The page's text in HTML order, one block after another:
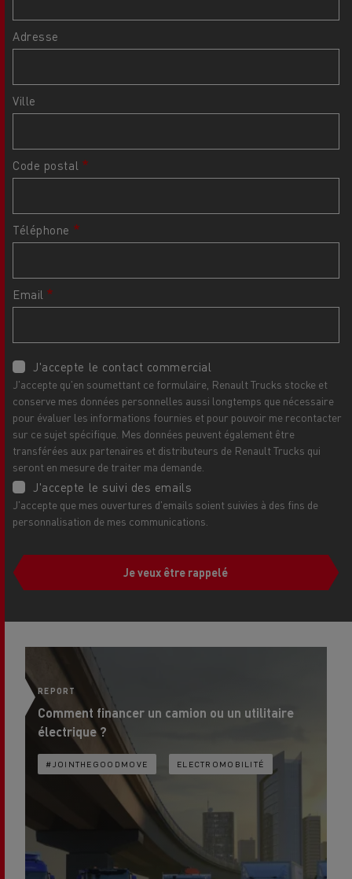
Adresse
Ville
Code postal
Téléphone
Email
J'accepte le contact commercial
J'accepte qu'en soumettant ce formulaire, Renault Trucks stocke et
conserve mes données personnelles aussi longtemps que nécessaire
pour évaluer les informations fournies et pour pouvoir me recontacter
sur ce sujet spécifique. Mes données peuvent également être
transférées aux partenaires et distributeurs de Renault Trucks qui
seront en mesure de traiter ma demande.
J'accepte le suivi des emails
J'accepte que mes ouvertures d'emails soient suivies à des fins de
personnalisation de mes communications.
Je veux être rappelé
REPORT
Comment financer un camion ou un utilitaire
électrique ?
#JOINTHEGOODMOVE ELECTROMOBILITÉ